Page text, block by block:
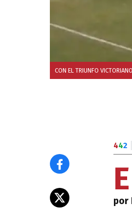
CON EL TRIUNFO
442
E
por